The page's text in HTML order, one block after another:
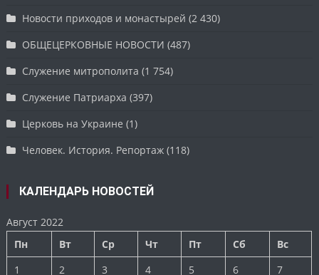
Новости приходов и монастырей (2 430)
ОБЩЕЦЕРКОВНЫЕ НОВОСТИ (487)
Служение митрополита (1 754)
Служение Патриарха (397)
Церковь на Украине (1)
Человек. История. Репортаж (118)
КАЛЕНДАРЬ НОВОСТЕЙ
Август 2022
Пн
Вт Ср Чт Пт Сб
Вс
1
2 3 4 5 6 7